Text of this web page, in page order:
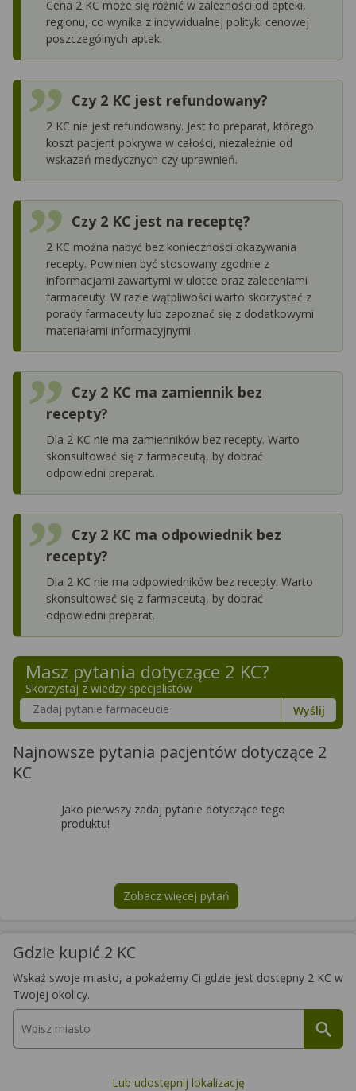
Cena 2 KC może się różnić w zależności od apteki,
regionu, co wynika z indywidualnej polityki cenowej
poszczególnych aptek.
Czy 2 KC jest refundowany?
2 KC nie jest refundowany. Jest to preparat, którego
koszt pacjent pokrywa w całości, niezależnie od
wskazań medycznych czy uprawnień.
Czy 2 KC jest na receptę?
2 KC można nabyć bez konieczności okazywania
recepty. Powinien być stosowany zgodnie z
informacjami zawartymi w ulotce oraz zaleceniami
farmaceuty. W razie wątpliwości warto skorzystać z
porady farmaceuty lub zapoznać się z dodatkowymi
materiałami informacyjnymi.
Czy 2 KC ma zamiennik bez
recepty?
Dla 2 KC nie ma zamienników bez recepty. Warto
skonsultować się z farmaceutą, by dobrać
odpowiedni preparat.
Czy 2 KC ma odpowiednik bez
recepty?
Dla 2 KC nie ma odpowiedników bez recepty. Warto
skonsultować się z farmaceutą, by dobrać
odpowiedni preparat.
Masz pytania dotyczące 2 KC?
Skorzystaj z wiedzy specjalistów
Szukaj w poradnikach o zdrowiu
Wyślij
Najnowsze pytania pacjentów dotyczące 2
KC
Jako pierwszy zadaj pytanie dotyczące tego
produktu!
Zobacz więcej pytań
na temat2 KC
Gdzie kupić 2 KC
Wskaż swoje miasto, a pokażemy Ci gdzie jest dostępny 2 KC w
Twojej okolicy.
Lub udostępnij lokalizację